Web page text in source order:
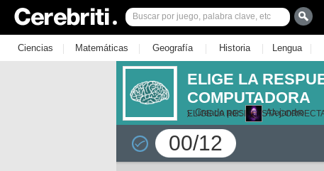
Ciencias | Matemáticas | Geografía | Historia | Lengua |
ELIGE LA
COMPUTADORA
ELIGE LA RESPUESTA
Creado por: Alejandro
00/12